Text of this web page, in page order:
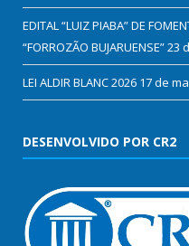
EDITAL “LUIZ PIABA” DE
“FORROZÃO BUJARUENSE”23
LEI ALDIR BLANC 2026 17 de
DESENVOLVIDO POR CR2